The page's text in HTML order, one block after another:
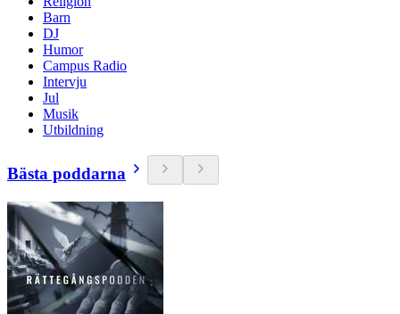
Barn
DJ
Humor
Campus Radio
Intervju
Jul
Musik
Utbildning
Bästa poddarna